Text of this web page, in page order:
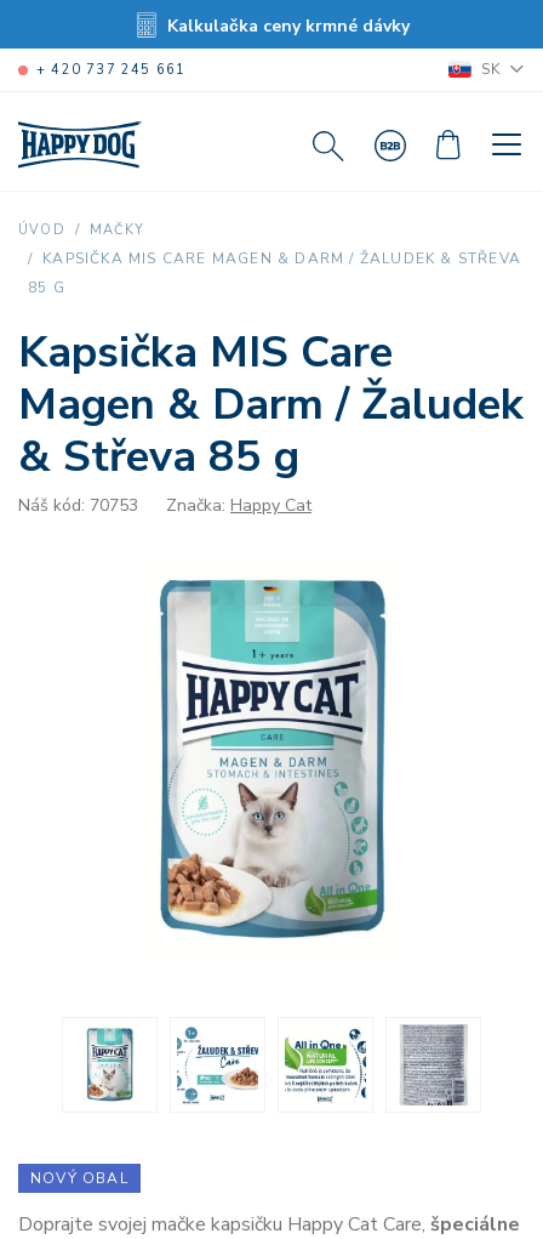
Kalkulačka ceny krmné dávky
+ 420 737 245 661 SK
ÚVOD MAČKY
KAPSIČKA MIS CARE MAGEN & DARM / ŽALUDEK & STŘEVA
85 G
Kapsička MIS Care
Magen & Darm / Žaludek
& Střeva 85 g
Náš kód: 70753 Značka: Happy Cat
NOVÝ OBAL
Doprajte svojej mačke kapsičku Happy Cat Care, špeciálne